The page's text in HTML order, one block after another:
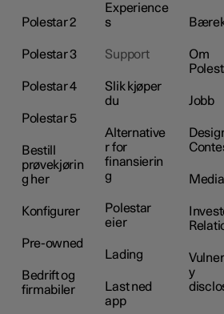
Polestar 2
Polestar 3
Polestar 4
Polestar 5
Bestill
prøvekjørin
g her
Konfigurer
Pre-owned
Bedrift og
firmabiler
Experience
s
Support
Slik kjøper
du
Alternative
r for
finansierin
g
Polestar
eier
Lading
Last ned
app
Om
Jobb
Media
y